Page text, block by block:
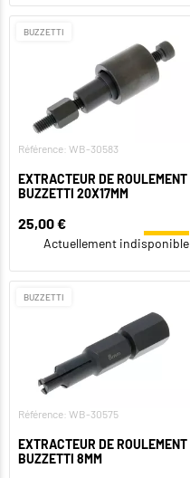
BUZZETTI
Référence: WB-30583
EXTRACTEUR DE ROULEMENT
BUZZETTI 20X17MM
25,00 €
Actuellement indisponible
BUZZETTI
Référence: WB-30575
EXTRACTEUR DE ROULEMENT
BUZZETTI 8MM